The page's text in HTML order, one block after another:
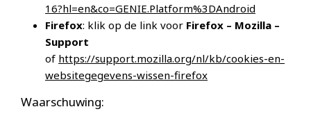
16?hl=en&co=GENIE.Platform%3DAndroid
Firefox: klik op de link voor Firefox – Mozilla –
Support
of https://support.mozilla.org/nl/kb/cookies-en-
websitegegevens-wissen-firefox
Waarschuwing: